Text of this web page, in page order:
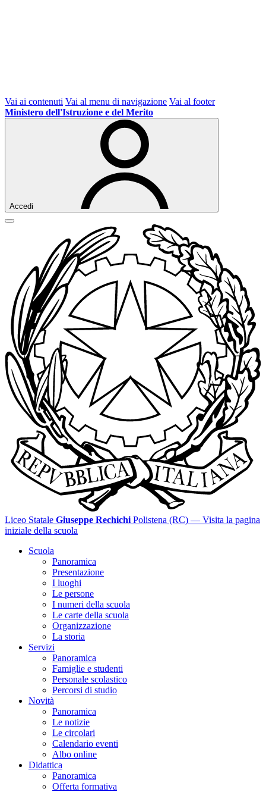
Vai ai contenuti Vai al menu di navigazione Vai al footer
Ministero dell'Istruzione e del Merito
Accedi
Liceo Statale Giuseppe Rechichi Polistena (RC) — Visita la pagina
iniziale della scuola
Scuola
Panoramica
Presentazione
I luoghi
Le persone
I numeri della scuola
Le carte della scuola
Organizzazione
La storia
Servizi
Panoramica
Famiglie e studenti
Personale scolastico
Percorsi di studio
Novità
Panoramica
Le notizie
Le circolari
Calendario eventi
Albo online
Didattica
Panoramica
Offerta formativa